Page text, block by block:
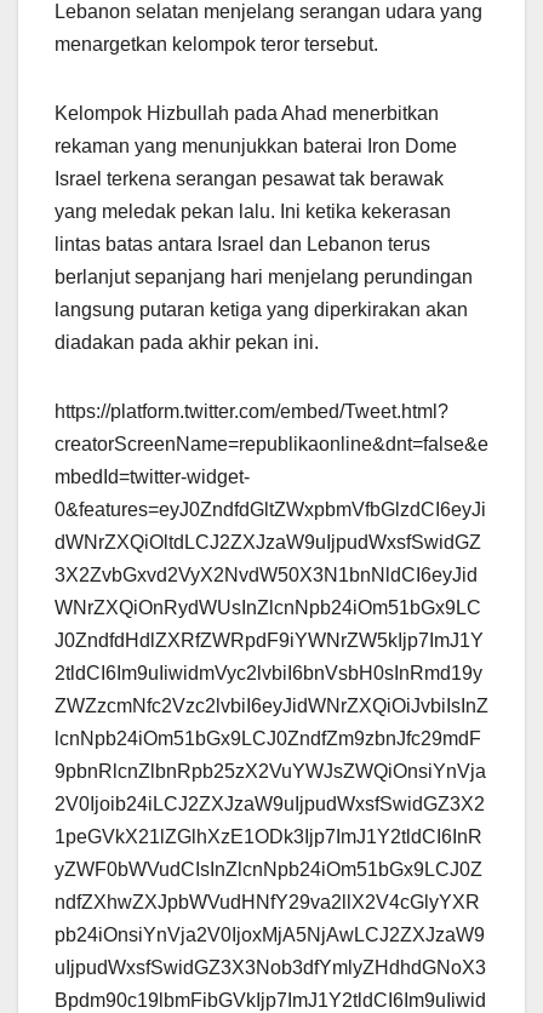
Lebanon selatan menjelang serangan udara yang
menargetkan kelompok teror tersebut.
Kelompok Hizbullah pada Ahad menerbitkan
rekaman yang menunjukkan baterai Iron Dome
Israel terkena serangan pesawat tak berawak
yang meledak pekan lalu. Ini ketika kekerasan
lintas batas antara Israel dan Lebanon terus
berlanjut sepanjang hari menjelang perundingan
langsung putaran ketiga yang diperkirakan akan
diadakan pada akhir pekan ini.
https://platform.twitter.com/embed/Tweet.html?
creatorScreenName=republikaonline&dnt=false&e
mbedId=twitter-widget-
0&features=eyJ0ZndfdGltZWxpbmVfbGlzdCI6eyJi
dWNrZXQiOltdLCJ2ZXJzaW9uIjpudWxsfSwidGZ
3X2ZvbGxvd2VyX2NvdW50X3N1bnNldCI6eyJid
WNrZXQiOnRydWUsInZlcnNpb24iOm51bGx9LC
J0ZndfdHdlZXRfZWRpdF9iYWNrZW5kIjp7ImJ1Y
2tldCI6Im9uIiwidmVyc2lvbiI6bnVsbH0sInRmd19y
ZWZzcmNfc2Vzc2lvbiI6eyJidWNrZXQiOiJvbiIsInZ
lcnNpb24iOm51bGx9LCJ0ZndfZm9zbnJfc29mdF
9pbnRlcnZlbnRpb25zX2VuYWJsZWQiOnsiYnVja
2V0Ijoib24iLCJ2ZXJzaW9uIjpudWxsfSwidGZ3X2
1peGVkX21lZGlhXzE1ODk3Ijp7ImJ1Y2tldCI6InR
yZWF0bWVudCIsInZlcnNpb24iOm51bGx9LCJ0Z
ndfZXhwZXJpbWVudHNfY29va2llX2V4cGlyYXR
pb24iOnsiYnVja2V0IjoxMjA5NjAwLCJ2ZXJzaW9
uIjpudWxsfSwidGZ3X3Nob3dfYmlyZHdhdGNoX3
Bpdm90c19lbmFibGVkIjp7ImJ1Y2tldCI6Im9uIiwid